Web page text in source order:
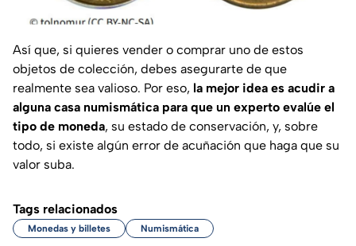
Así que, si quieres vender o comprar uno de estos
objetos de colección, debes asegurarte de que
realmente sea valioso. Por eso, la mejor idea es acudir a
alguna casa numismática para que un experto evalúe el
tipo de moneda, su estado de conservación, y, sobre
todo, si existe algún error de acuñación que haga que su
valor suba.
Tags relacionados
Monedas y billetes Numismática